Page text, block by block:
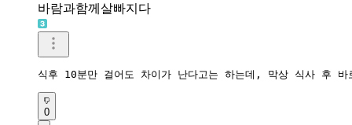
바람과함께살빠지다
식후 10분만 걸어도 차이가 난다고는 하는데, 막상 식사 후
0